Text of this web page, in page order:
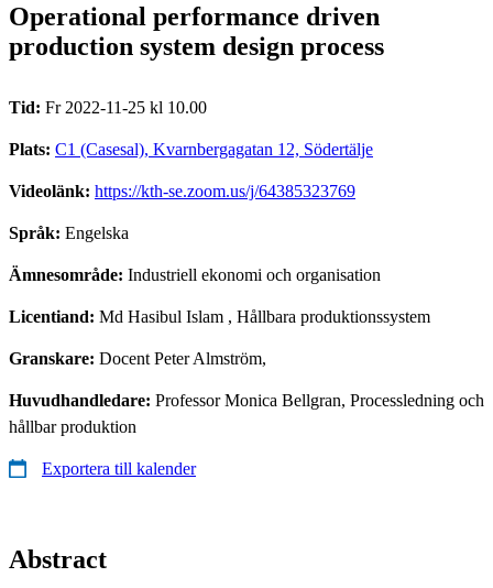
Operational performance driven
production system design process
Tid: Fr 2022-11-25 kl 10.00
Plats: C1 (Casesal), Kvarnbergagatan 12, Södertälje
Videolänk: https://kth-se.zoom.us/j/64385323769
Språk: Engelska
Ämnesområde: Industriell ekonomi och organisation
Licentiand: Md Hasibul Islam , Hållbara produktionssystem
Granskare: Docent Peter Almström,
Huvudhandledare: Professor Monica Bellgran, Processledning och
hållbar produktion
Exportera till kalender
Abstract